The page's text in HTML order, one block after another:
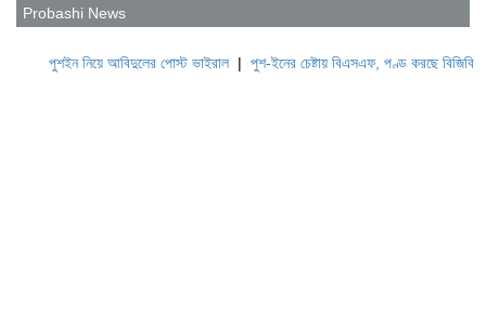
Probashi News
পুশইন নিয়ে আবিদুলের পোস্ট ভাইরাল|পুশ-ইনের চেষ্টায় বিএসএফ, পণ্ড করছে বিজিবি|